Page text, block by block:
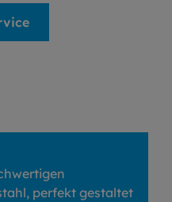
perfekt gestaltet